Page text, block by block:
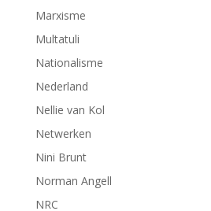
Marxisme
Multatuli
Nationalisme
Nederland
Nellie van Kol
Netwerken
Nini Brunt
Norman Angell
NRC